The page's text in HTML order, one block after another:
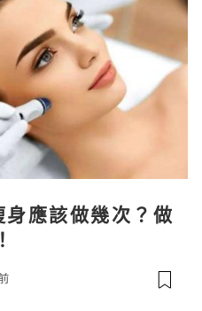
身應該做幾次？做